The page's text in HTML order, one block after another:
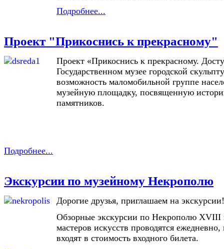
Подробнее...
Проект "Прикоснись к прекрасному"
Проект «Прикоснись к прекрасному.
Государственном музее городской
возможность маломобильной группе
музейную площадку, посвященную
памятников.
Подробнее...
Экскурсии по музейному Некрополю
Дорогие друзья, приглашаем на экскурсии!
Обзорные экскурсии по Некрополю XVIII
мастеров искусств проводятся ежедневно,
входят в стоимость входного билета.